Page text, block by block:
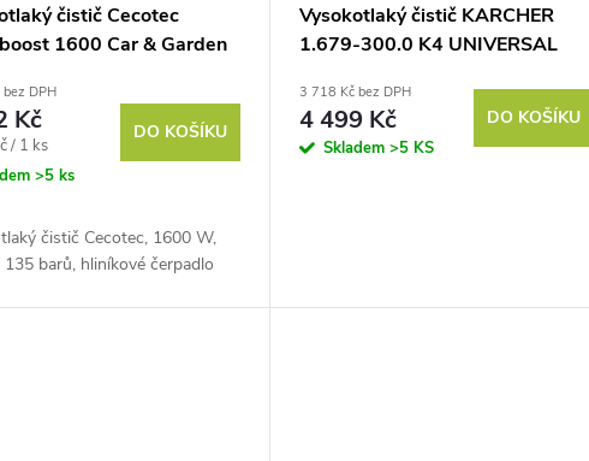
čistič Cecotec
1600 Car & Garden
DPH
Kč
/ 1 ks
>5 ks
DO KOŠÍKU
čistič Cecotec, 1600 W,
barů, hliníkové čerpadlo
Vysokotlaký čistič KARCHER
1.679-300.0 K4 UNIVERSAL
3 718 Kč bez DPH
4 499 Kč
Skladem >5 KS
DO KOŠÍKU